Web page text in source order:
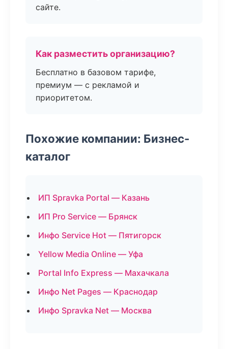
сайте.
Как разместить организацию?
Бесплатно в базовом тарифе,
премиум — с рекламой и
приоритетом.
Похожие компании: Бизнес-
каталог
ИП Spravka Portal — Казань
ИП Pro Service — Брянск
Инфо Service Hot — Пятигорск
Yellow Media Online — Уфа
Portal Info Express — Махачкала
Инфо Net Pages — Краснодар
Инфо Spravka Net — Москва